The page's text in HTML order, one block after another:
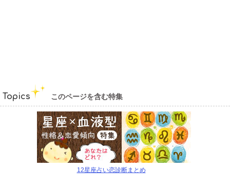
Topics このページを含む特集
12星座占い恋診断まとめ